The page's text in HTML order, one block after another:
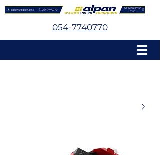
054-7740770